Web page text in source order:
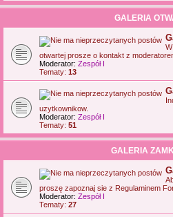
GALERIA
otwartej prosze o kontakt z
Moderator: Zespół I
Tematy: 13
uzytkownikow.
Moderator: Zespół I
Tematy: 51
GALERIA
proszę zapoznaj sie z Regulaminem
Moderator: Zespół I
Tematy: 27